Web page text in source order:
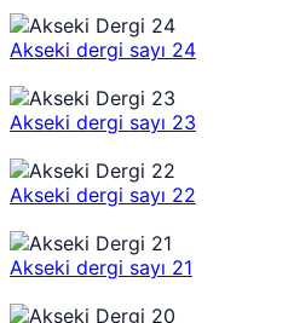
Akseki dergi sayı 24
Akseki dergi sayı 23
Akseki dergi sayı 22
Akseki dergi sayı 21